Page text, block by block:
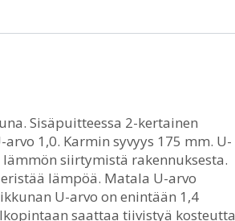
Sisäpuitteessa 2-kertainen
1,0. Karmin syvyys 175 mm. U-
siirtymistä rakennuksesta.
lämpöä. Matala U-arvo
U-arvo on enintään 1,4
saattaa tiivistyä kosteutta